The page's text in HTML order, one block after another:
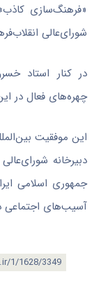
«فرهنگ‌سازی
شورای‌عالی
در کنار استاد
چهره‌های فعال در
این موفقیت
دبیرخانه
جمهوری اسلامی
آسیب‌های اجتماعی
1/1628/3349